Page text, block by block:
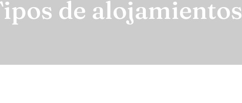
de alojamientos